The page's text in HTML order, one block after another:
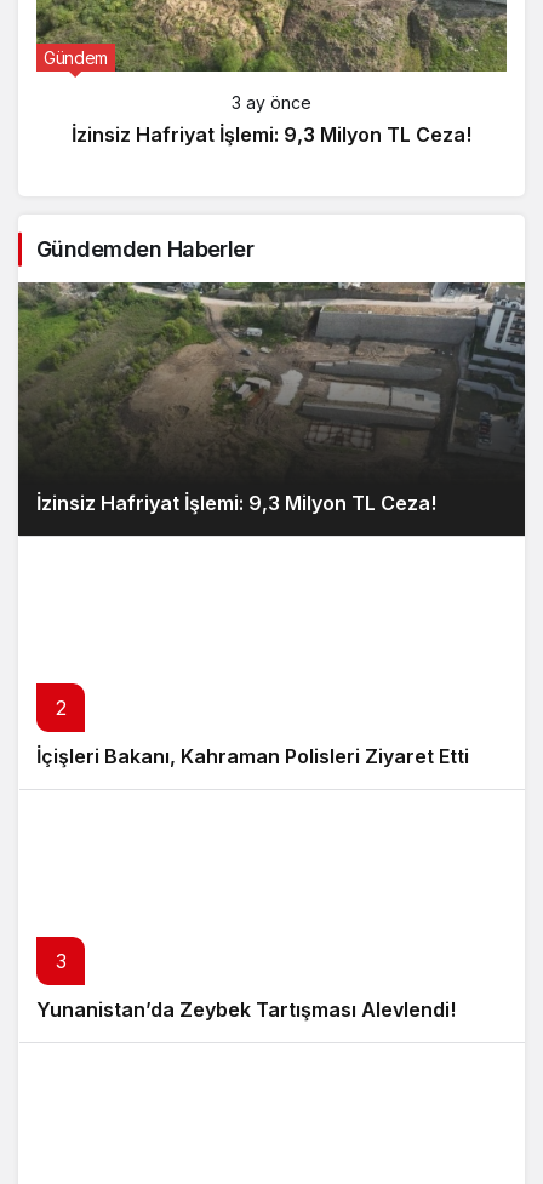
Gündem
3 ay önce
İzinsiz Hafriyat İşlemi: 9,3 Milyon TL Ceza!
Gündemden Haberler
İzinsiz Hafriyat İşlemi: 9,3 Milyon TL Ceza!
2
İçişleri Bakanı, Kahraman Polisleri Ziyaret Etti
3
Yunanistan’da Zeybek Tartışması Alevlendi!